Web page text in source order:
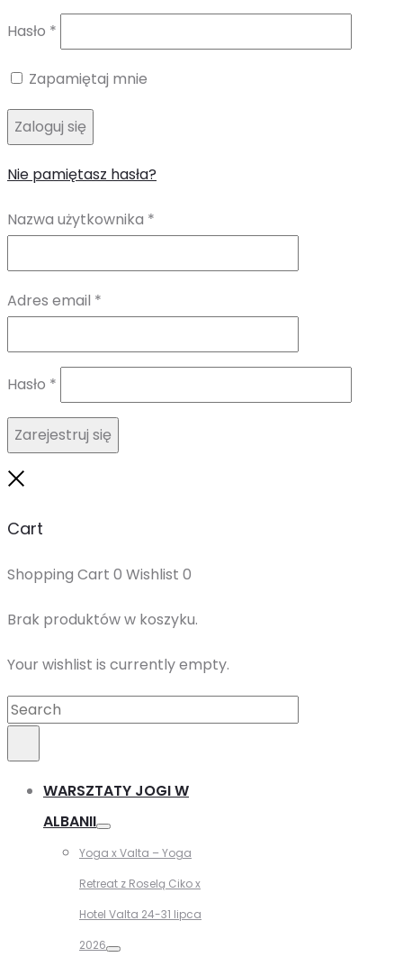
Hasło *
Zapamiętaj mnie
Zaloguj się
Nie pamiętasz hasła?
Nazwa użytkownika *
Adres email *
Hasło *
Zarejestruj się
Cart
Shopping Cart 0 Wishlist 0
Brak produktów w koszyku.
Your wishlist is currently empty.
Search
WARSZTATY JOGI W
ALBANII
Yoga x Valta – Yoga
Retreat z Roselą Ciko x
Hotel Valta 24-31 lipca
2026